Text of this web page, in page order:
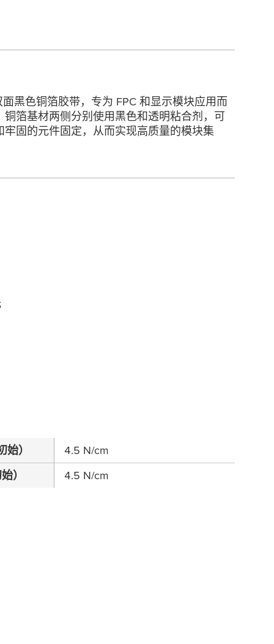
黑色铜箔胶带，专为 FPC 和显示模块应用而
箔基材两侧分别使用黑色和透明粘合剂，可
固的元件固定，从而实现高质量的模块集
）
4.5 N/cm
）
4.5 N/cm